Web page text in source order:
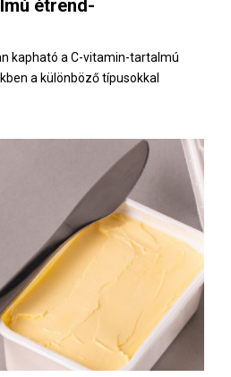
étrend-
kapható a C-vitamin-tartalmú
a különböző típusokkal